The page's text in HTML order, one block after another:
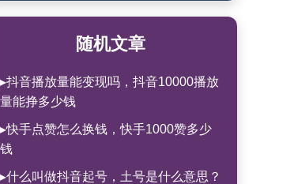
随机文章
▸抖音播放量能变现吗，抖音10000播放
量能挣多少钱
▸快手点赞怎么换钱，快手1000赞多少
钱
▸什么叫做抖音起号，土号是什么意思？